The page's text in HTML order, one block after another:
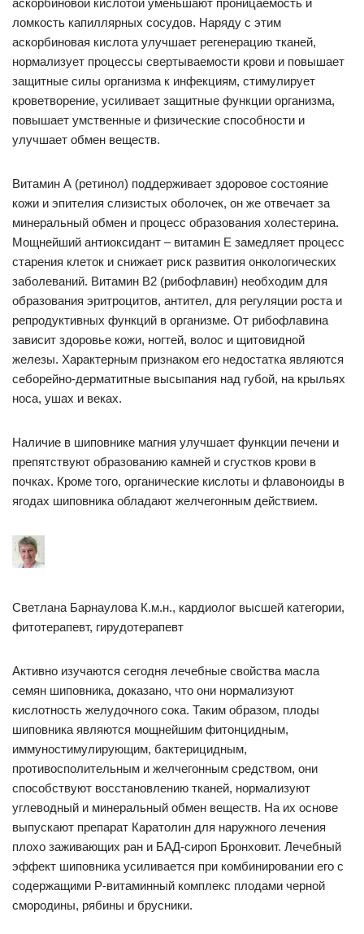
аскорбиновой кислотой уменьшают проницаемость и
ломкость капиллярных сосудов. Наряду с этим
аскорбиновая кислота улучшает регенерацию тканей,
нормализует процессы свертываемости крови и повышает
защитные силы организма к инфекциям, стимулирует
кроветворение, усиливает защитные функции организма,
повышает умственные и физические способности и
улучшает обмен веществ.
Витамин А (ретинол) поддерживает здоровое состояние
кожи и эпителия слизистых оболочек, он же отвечает за
минеральный обмен и процесс образования холестерина.
Мощнейший антиоксидант – витамин Е замедляет процесс
старения клеток и снижает риск развития онкологических
заболеваний. Витамин В2 (рибофлавин) необходим для
образования эритроцитов, антител, для регуляции роста и
репродуктивных функций в организме. От рибофлавина
зависит здоровье кожи, ногтей, волос и щитовидной
железы. Характерным признаком его недостатка являются
себорейно-дерматитные высыпания над губой, на крыльях
носа, ушах и веках.
Наличие в шиповнике магния улучшает функции печени и
препятствуют образованию камней и сгустков крови в
почках. Кроме того, органические кислоты и флавоноиды в
ягодах шиповника обладают желчегонным действием.
Светлана Барнаулова К.м.н., кардиолог высшей категории,
фитотерапевт, гирудотерапевт
Активно изучаются сегодня лечебные свойства масла
семян шиповника, доказано, что они нормализуют
кислотность желудочного сока. Таким образом, плоды
шиповника являются мощнейшим фитонцидным,
иммуностимулирующим, бактерицидным,
противосполительным и желчегонным средством, они
способствуют восстановлению тканей, нормализуют
углеводный и минеральный обмен веществ. На их основе
выпускают препарат Каратолин для наружного лечения
плохо заживающих ран и БАД-сироп Бронховит. Лечебный
эффект шиповника усиливается при комбинировании его с
содержащими P-витаминный комплекс плодами черной
смородины, рябины и брусники.